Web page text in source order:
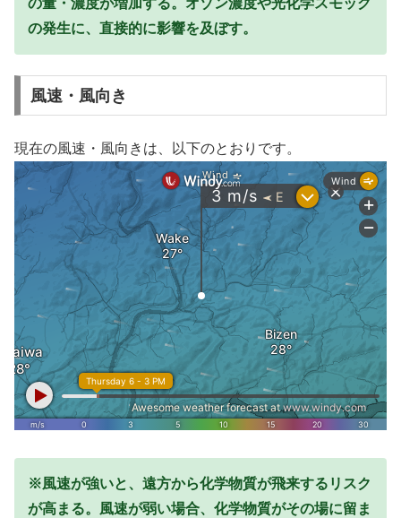
の量・濃度が増加する。オゾン濃度や光化学スモッグ
の発生に、直接的に影響を及ぼす。
風速・風向き
現在の風速・風向きは、以下のとおりです。
※風速が強いと、遠方から化学物質が飛来するリスク
が高まる。風速が弱い場合、化学物質がその場に留ま